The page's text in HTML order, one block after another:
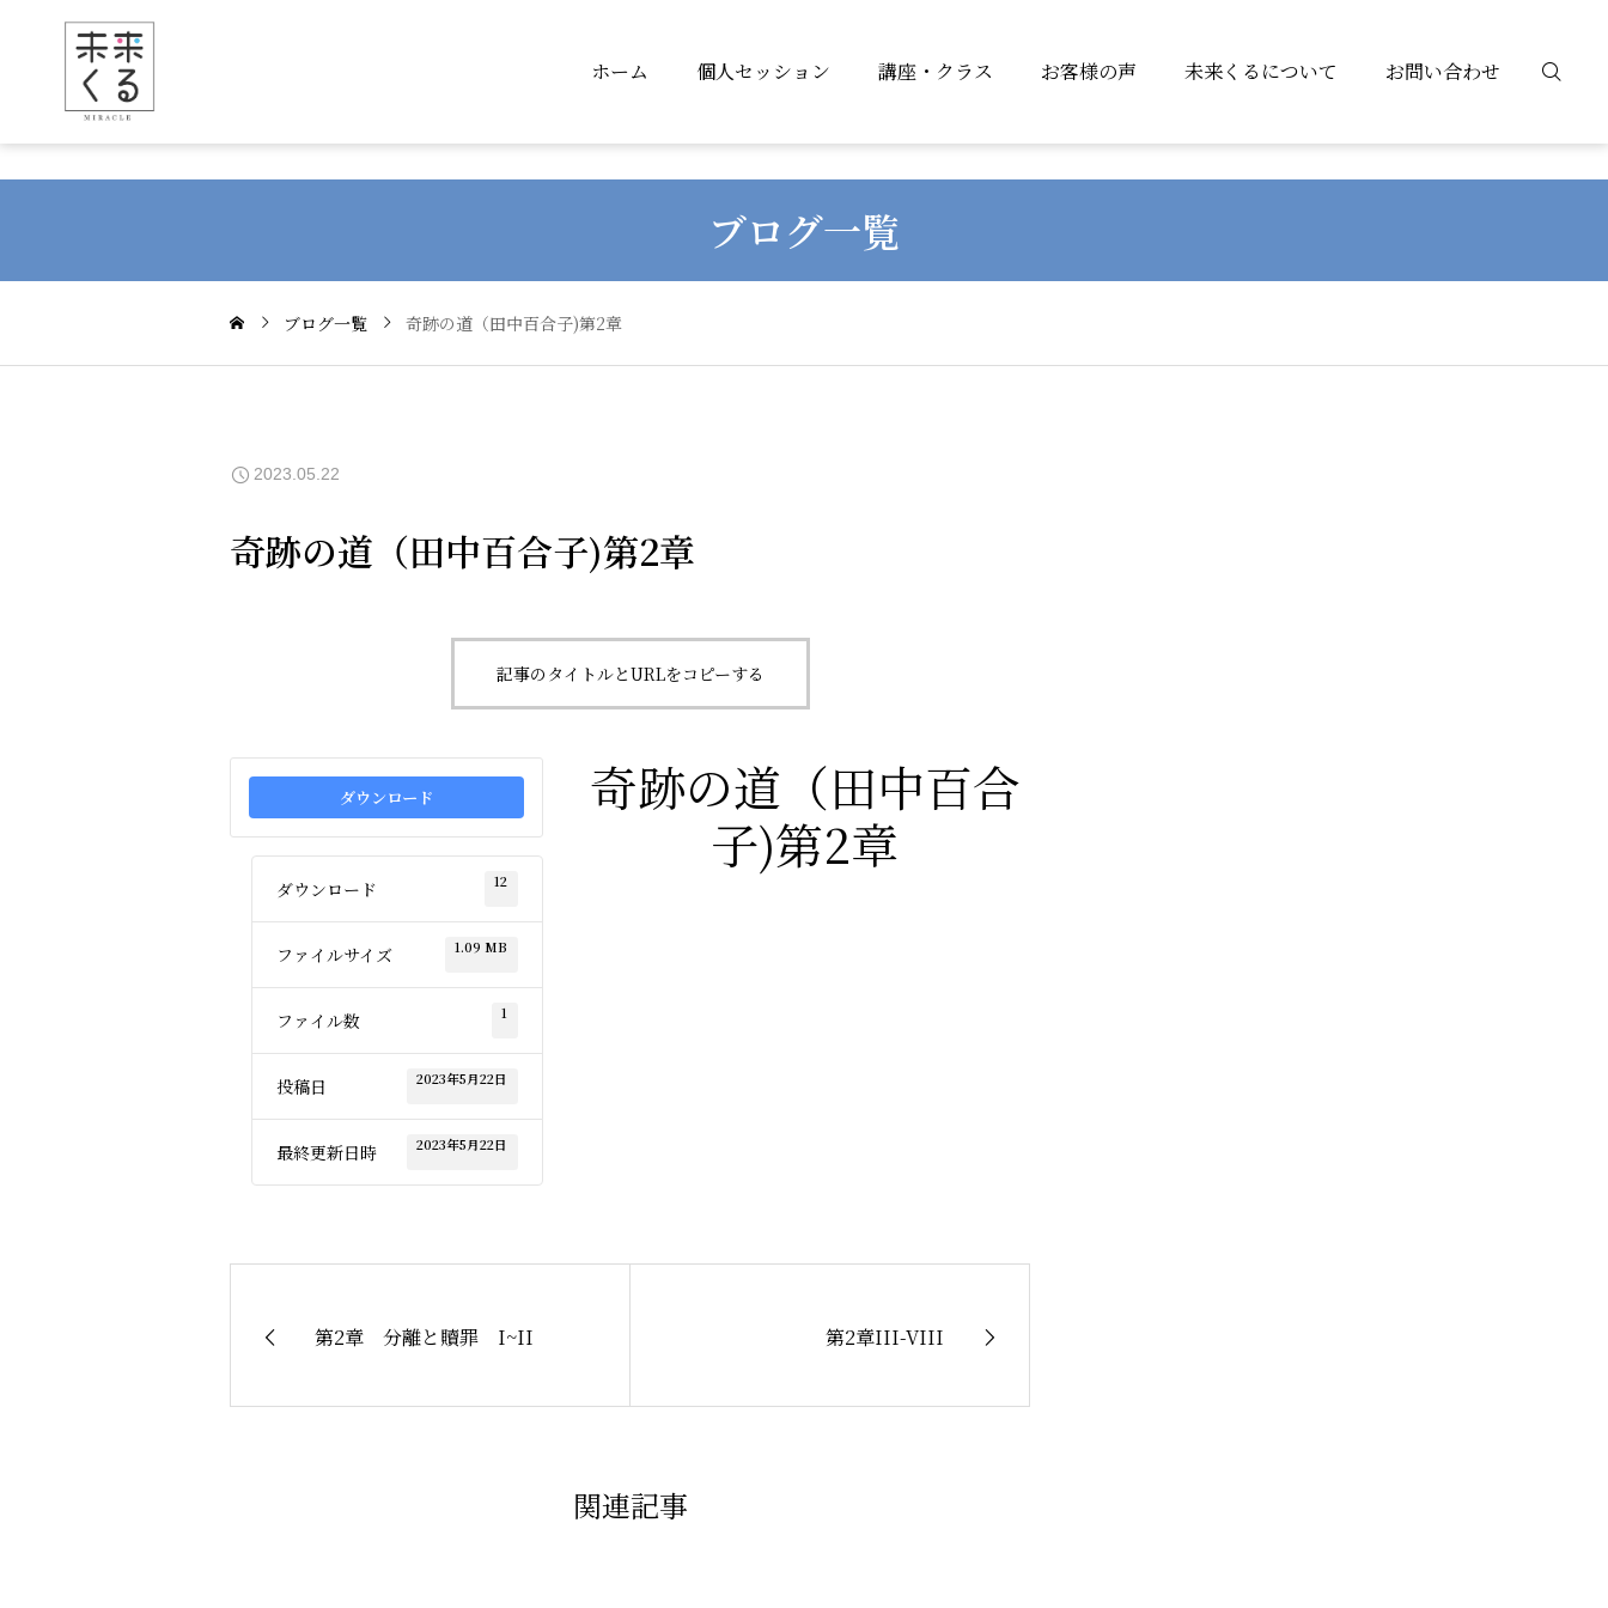
ホーム 個人セッション 講座・クラス お客様の声 未来くるについて お問い合わせ
ブログ一覧
ブログ一覧 奇跡の道（田中百合子)第2章
2023.05.22
奇跡の道（田中百合子)第2章
記事のタイトルとURLをコピーする
ダウンロード
ダウンロード 12
ファイルサイズ 1.09 MB
ファイル数 1
投稿日 2023年5月22日
最終更新日時 2023年5月22日
奇跡の道（田中百合
子)第2章
第2章 分離と贖罪 I~II 第2章III-VIII
関連記事